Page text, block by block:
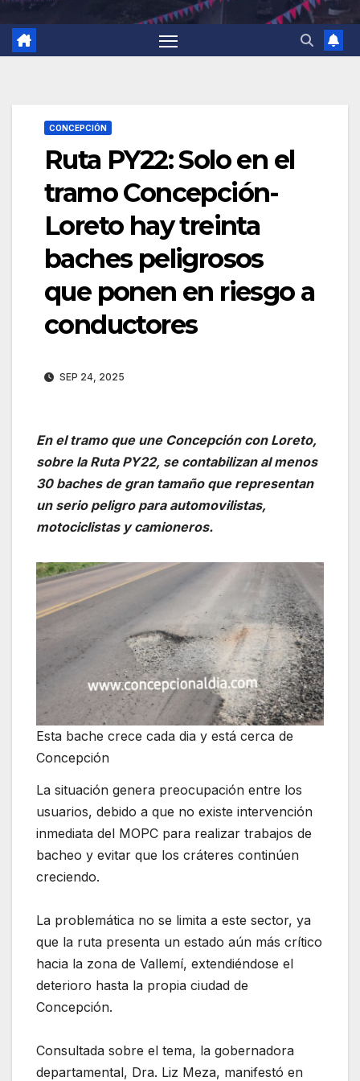
CONCEPCIÓN
Ruta PY22: Solo en el
tramo Concepción-
Loreto hay treinta
baches peligrosos
que ponen en riesgo a
conductores
SEP 24, 2025
En el tramo que une Concepción con Loreto,
sobre la Ruta PY22, se contabilizan al menos
30 baches de gran tamaño que representan
un serio peligro para automovilistas,
motociclistas y camioneros.
Esta bache crece cada dia y está cerca de
Concepción
La situación genera preocupación entre los
usuarios, debido a que no existe intervención
inmediata del MOPC para realizar trabajos de
bacheo y evitar que los cráteres continúen
creciendo.
La problemática no se limita a este sector, ya
que la ruta presenta un estado aún más crítico
hacia la zona de Vallemí, extendiéndose el
deterioro hasta la propia ciudad de
Concepción.
Consultada sobre el tema, la gobernadora
departamental, Dra. Liz Meza, manifestó en